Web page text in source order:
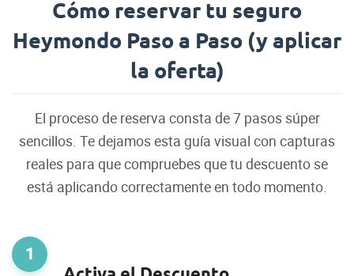
Cómo reservar tu seguro
Heymondo Paso a Paso (y aplicar
la oferta)
El proceso de reserva consta de 7 pasos súper
sencillos. Te dejamos esta guía visual con capturas
reales para que compruebes que tu descuento se
está aplicando correctamente en todo momento.
1